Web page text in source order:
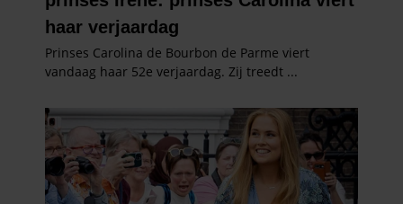
gaat akkoord met onze cookies als u onze website blijft
gebruiken.